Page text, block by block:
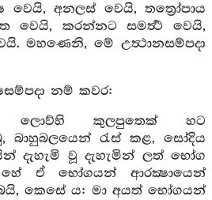
වෙයි, අනලස් වෙයි, තත්‍රෝපාය
වෙයි, කරන්නට සමර්‍ත්‍ථ වෙයි,
මහණෙනි, මේ උත්‍ථානසම්පදා
නම් කවර:
ලොව්හි කුලපුතෙක් හට
බාහුබලයෙන් රැස් කළ, සෝදිය
දැහැමි වූ දැහැමින් ලත් භෝග
ඒ භෝගයන් ආරක්‍ෂායෙන්
කෙසේ ය: මා අයත් භෝගයන්